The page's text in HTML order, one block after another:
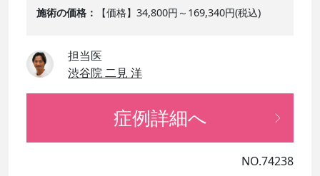
施術の価格
【価格】34,800円～169,340円(税込)
担当医
渋谷院 二見 洋
症例詳細へ
NO.74238